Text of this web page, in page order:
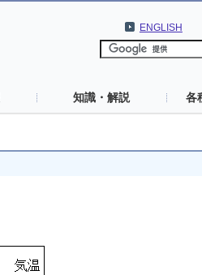
ENGLISH
知識・解説 各